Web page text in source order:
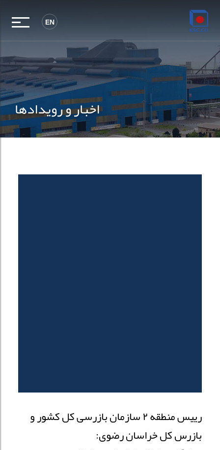
EN
اخبار و رویدادها
رییس منطقه ٢ سازمان بازرسی کل کشور و
بازرس کل خراسان رضوی: